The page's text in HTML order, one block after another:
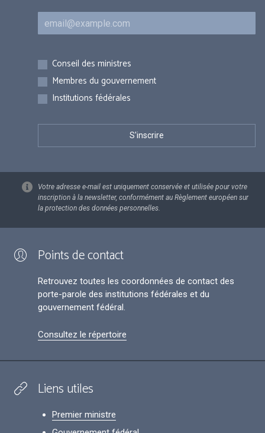
Courriel
Inscriptions
Conseil des ministres
Membres du gouvernement
Institutions fédérales
Votre adresse e-mail est uniquement conservée et utilisée pour votre
inscription à la newsletter, conformément au Règlement européen sur
la protection des données personnelles.
Points de contact
Retrouvez toutes les coordonnées de contact des
porte-parole des institutions fédérales et du
gouvernement fédéral.
Consultez le répertoire
Liens utiles
Premier ministre